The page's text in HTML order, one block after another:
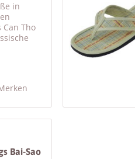
in
Can Tho
sind
Bai-Sao